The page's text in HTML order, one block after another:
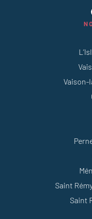
Vaison-
Saint
Saint